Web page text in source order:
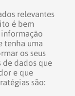
relevantes
é bem
tenha uma
os seus
de dados que
e que
são: